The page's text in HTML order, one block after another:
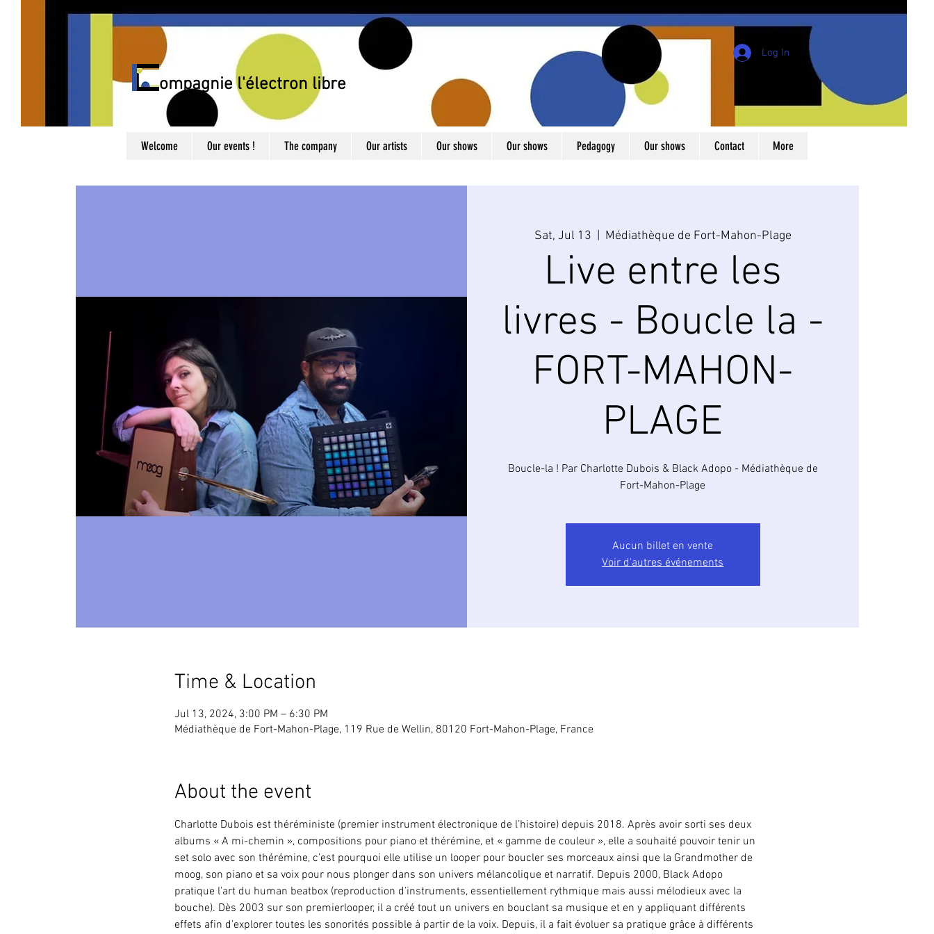
Compagnie l'électron libre
Log In
Welcome Our events ! The company Our artists Our shows Our shows Pedagogy Our shows Contact More
Sat, Jul 13 Médiathèque de Fort-Mahon-Plage
Live entre les
livres - Boucle la -
FORT-MAHON-
PLAGE
Boucle-la ! Par Charlotte Dubois & Black Adopo - Médiathèque de
Fort-Mahon-Plage
Aucun billet en vente
Voir d'autres événements
Time & Location
Jul 13, 2024, 3:00 PM – 6:30 PM
Médiathèque de Fort-Mahon-Plage, 119 Rue de Wellin, 80120 Fort-Mahon-Plage, France
About the event
Charlotte Dubois est théréministe (premier instrument électronique de l’histoire) depuis 2018. Après avoir sorti ses deux
albums « A mi-chemin », compositions pour piano et thérémine, et « gamme de couleur », elle a souhaité pouvoir tenir un
set solo avec son thérémine, c’est pourquoi elle utilise un looper pour boucler ses morceaux ainsi que la Grandmother de
moog, son piano et sa voix pour nous plonger dans son univers mélancolique et narratif. Depuis 2000, Black Adopo
pratique l'art du human beatbox (reproduction d’instruments, essentiellement rythmique mais aussi mélodieux avec la
bouche). Dès 2003 sur son premierlooper, il a créé tout un univers en bouclant sa musique et en y appliquant différents
effets afin d’explorer toutes les sonorités possible à partir de la voix. Depuis, il a fait évoluer sa pratique grâce à différents